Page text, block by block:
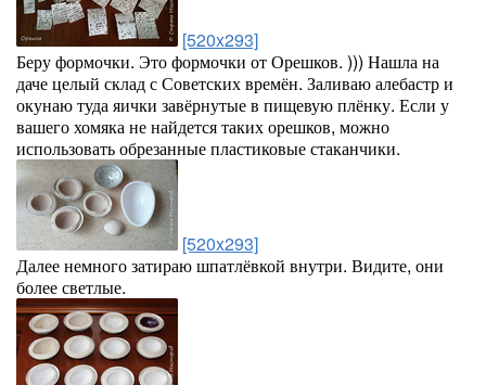
[520x293]
Беру формочки. Это формочки от Орешков. ))) Нашла на
даче целый склад с Советских времён. Заливаю алебастр и
окунаю туда яички завёрнутые в пищевую плёнку. Если у
вашего хомяка не найдется таких орешков, можно
использовать обрезанные пластиковые стаканчики.
[520x293]
Далее немного затираю шпатлёвкой внутри. Видите, они
более светлые.